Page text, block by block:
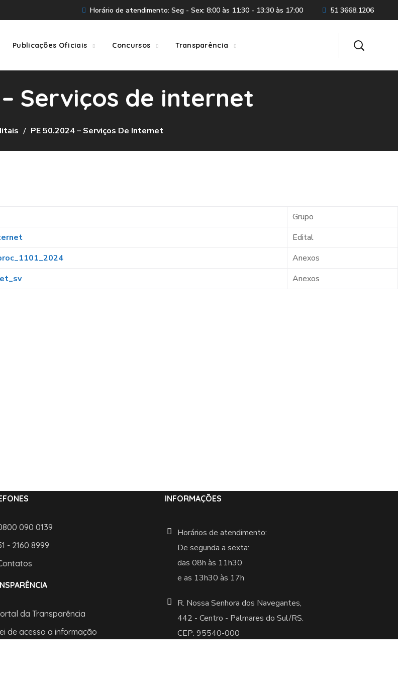
Horário de atendimento: Seg - Sex: 8:00 às 11:30 - 13:30 às 17:00 51 3668.1206
Publicações Oficiais Concursos Transparência
Serviços de internet
PE 50.2024 – Serviços De Internet
Grupo
Edital
Anexos
Anexos
090 0139
- 2160 8999
da Transparência
de acesso a informação
INFORMAÇÕES
Horários de atendimento:
De segunda a sexta:
das 08h às 11h30
e as 13h30 às 17h
R. Nossa Senhora dos Navegantes,
442 -Centro - Palmares do Sul/RS.
CEP: 95540-000